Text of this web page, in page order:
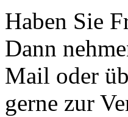
Haben Sie
Dann
Mail oder
gerne zur